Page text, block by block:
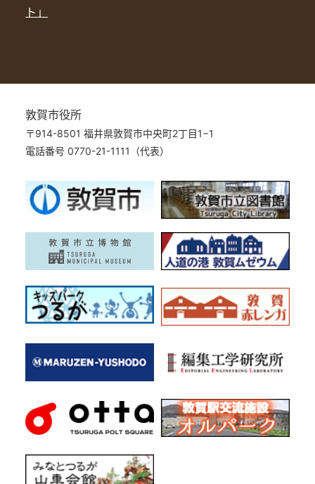
ト」
敦賀市役所
〒914-8501 福井県敦賀市中央町2丁目1−1
電話番号 0770-21-1111（代表）